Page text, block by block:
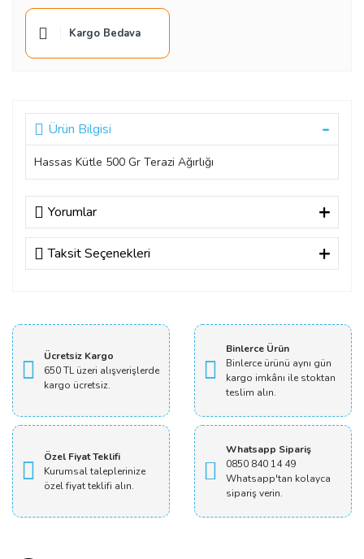
Kargo Bedava
Ürün Bilgisi
Hassas Kütle 500 Gr Terazi Ağırlığı
Yorumlar
Bu ürüne ilk yorumu siz yapın!
Taksit Seçenekleri
Ücretsiz Kargo
650 TL üzeri alışverişlerde
kargo ücretsiz.
Binlerce Ürün
Binlerce ürünü aynı gün
kargo imkânı ile stoktan
teslim alın.
Özel Fiyat Teklifi
Kurumsal taleplerinize
özel fiyat teklifi alın.
Whatsapp Sipariş
0850 840 14 49
Whatsapp'tan kolayca
sipariş verin.